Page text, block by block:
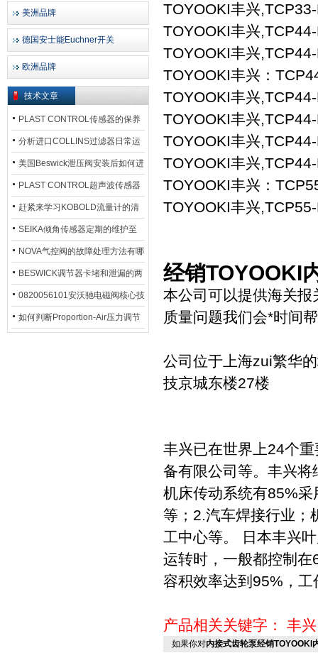
美洲品牌
德国安士能Euchner开关
欧洲品牌
技术文章
PLAST CONTROL传感器的保养
方法
分析进口COLLINS过滤器日常运
行排污步骤
美国Beswick泄压阀安装后如何进
行调试?
PLAST CONTROL超声波传感器
工作原理了解吗？
赶紧来学习KOBOLD流量计的清
洗流程吧
SEIKA倾角传感器定期的维护至
关重要
NOVA气控阀的故障处理方法有哪
些？
BESWICK调节器卡堵和泄漏的两
大问题解决措施
0820056101安沃驰电磁阀核心技
术参数
如何判断Proportion-Air压力调节
TOYOOKI丰兴
TOYOOKI丰兴
TOYOOKI丰兴
TOYOOKI丰兴：
TOYOOKI丰兴
TOYOOKI丰兴
TOYOOKI丰兴
TOYOOKI丰兴
TOYOOKI丰兴：
TOYOOKI丰兴
经销TOYOOKI
本公司可以提供海关
质量问题我们会*时间
公司位于上海zui繁华
技京城东楼27楼
丰兴已在世界上24个
备有限公司等。丰兴
机床传动系统有85%
等；2.汽车焊接行业；
工中心等。 日本丰兴
运转时，一般都控制
容积效率达到95%，
产品相关关键字： 丰兴
如果你对内接式齿轮泵经销TOYOOKI